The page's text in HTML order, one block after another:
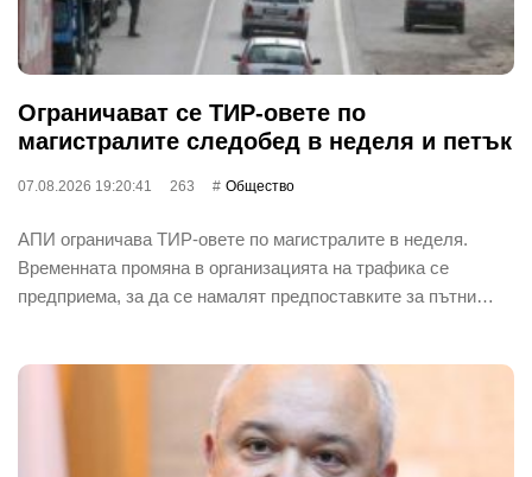
Ограничават се ТИР-овете по
магистралите следобед в неделя и петък
07.08.2026 19:20:41 263 Общество
АПИ ограничава ТИР-овете по магистралите в неделя.
Временната промяна в организацията на трафика се
предприема, за да се намалят предпоставките за пътни…